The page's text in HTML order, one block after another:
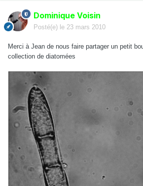
Dominique Voisin
Posté(e) le 23 mars 2010
Merci à Jean de nous faire partager un petit
collection de diatomées